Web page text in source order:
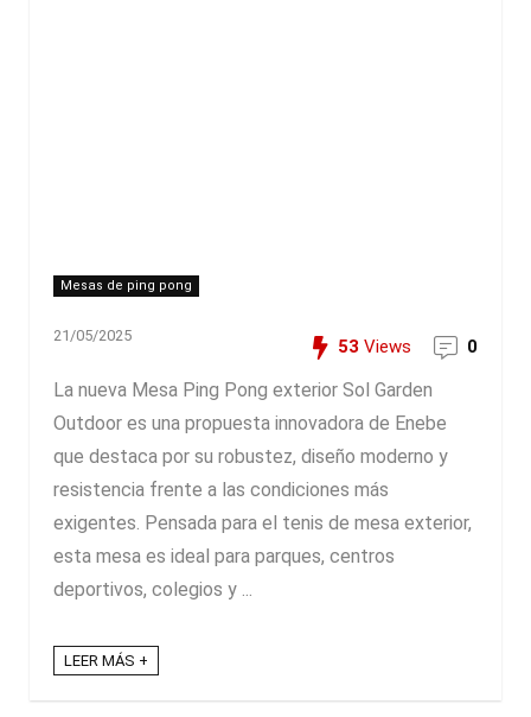
Mesas de ping pong
21/05/2025
53 Views 0
La nueva Mesa Ping Pong exterior Sol Garden
Outdoor es una propuesta innovadora de Enebe
que destaca por su robustez, diseño moderno y
resistencia frente a las condiciones más
exigentes. Pensada para el tenis de mesa exterior,
esta mesa es ideal para parques, centros
deportivos, colegios y ...
LEER MÁS +